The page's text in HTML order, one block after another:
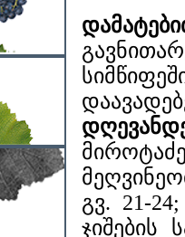
გვ. 21-
ჯიშების